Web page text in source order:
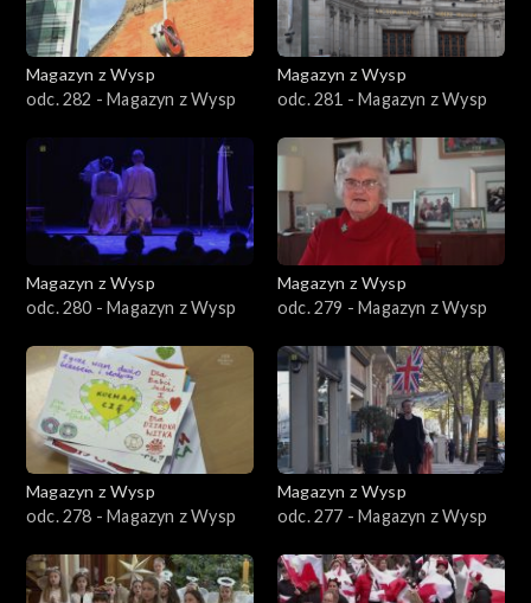
Magazyn z Wysp
odc. 282 - Magazyn z Wysp
Magazyn z Wysp
odc. 281 - Magazyn z Wysp
Magazyn z Wysp
odc. 280 - Magazyn z Wysp
Magazyn z Wysp
odc. 279 - Magazyn z Wysp
Magazyn z Wysp
odc. 278 - Magazyn z Wysp
Magazyn z Wysp
odc. 277 - Magazyn z Wysp